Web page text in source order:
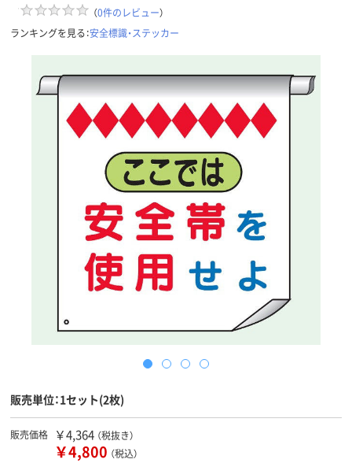
（0件のレビュー）
ランキングを見る：安全標識・ステッカー
販売単位：1セット(2枚)
販売価格 ￥4,364 （税抜き）
￥4,800 （税込）